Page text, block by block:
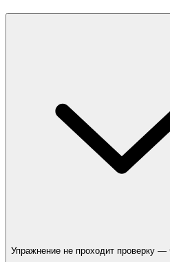
Упражнение не проходит проверку —